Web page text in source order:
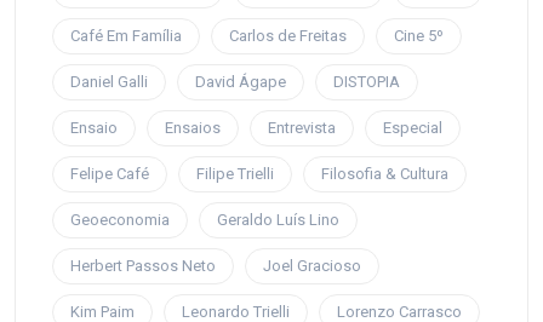
Café Em Família Carlos de Freitas Cine 5º
Daniel Galli David Ágape DISTOPIA
Ensaio Ensaios Entrevista Especial
Felipe Café Filipe Trielli Filosofia & Cultura
Geoeconomia Geraldo Luís Lino
Herbert Passos Neto Joel Gracioso
Kim Paim Leonardo Trielli Lorenzo Carrasco